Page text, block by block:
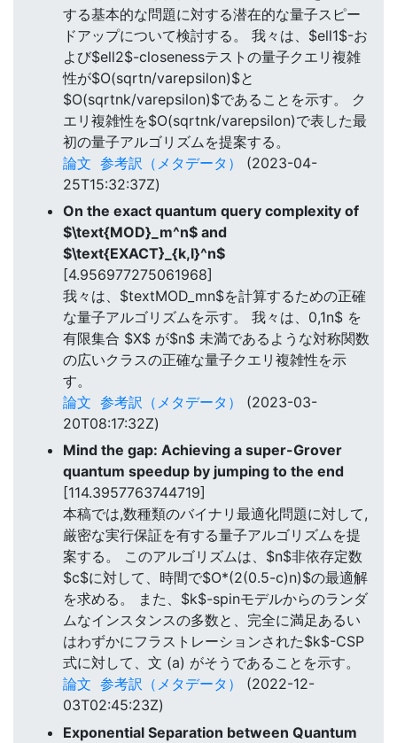
する基本的な問題に対する潜在的な量子スピー
ドアップについて検討する。 我々は、$ell1$-お
よび$ell2$-closenessテストの量子クエリ複雑
性が$O(sqrtn/varepsilon)$と
$O(sqrtnk/varepsilon)$であることを示す。 ク
エリ複雑性を$O(sqrtnk/varepsilon)で表した最
初の量子アルゴリズムを提案する。
論文 参考訳（メタデータ）
(2023-04-
25T15:32:37Z)
On the exact quantum query complexity of
$\text{MOD}_m^n$ and
$\text{EXACT}_{k,l}^n$
[4.956977275061968]
我々は、$textMOD_mn$を計算するための正確
な量子アルゴリズムを示す。 我々は、0,1n$ を
有限集合 $X$ が$n$ 未満であるような対称関数
の広いクラスの正確な量子クエリ複雑性を示
す。
論文 参考訳（メタデータ）
(2023-03-
20T08:17:32Z)
Mind the gap: Achieving a super-Grover
quantum speedup by jumping to the end
[114.3957763744719]
本稿では,数種類のバイナリ最適化問題に対して,
厳密な実行保証を有する量子アルゴリズムを提
案する。 このアルゴリズムは、$n$非依存定数
$c$に対して、時間で$O*(2(0.5-c)n)$の最適解
を求める。 また、$k$-spinモデルからのランダ
ムなインスタンスの多数と、完全に満足あるい
はわずかにフラストレーションされた$k$-CSP
式に対して、文 (a) がそうであることを示す。
論文 参考訳（メタデータ）
(2022-12-
03T02:45:23Z)
Exponential Separation between Quantum